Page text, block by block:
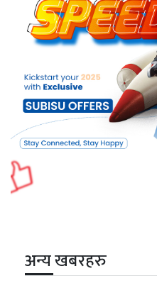
अन्य खबरहरु